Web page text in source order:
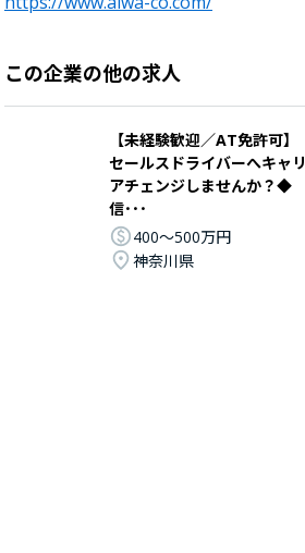
この企業の他の求人
【未経験歓迎／AT免許可】
セールスドライバーへキャリ
アチェンジしませんか？◆
信･･･
400〜500万円
神奈川県